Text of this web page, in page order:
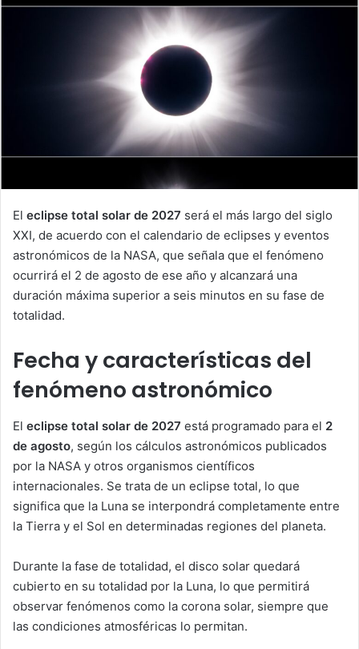
El eclipse total solar de 2027 será el más largo del siglo
XXI, de acuerdo con el calendario de eclipses y eventos
astronómicos de la NASA, que señala que el fenómeno
ocurrirá el 2 de agosto de ese año y alcanzará una
duración máxima superior a seis minutos en su fase de
totalidad.
Fecha y características del
fenómeno astronómico
El eclipse total solar de 2027 está programado para el 2
de agosto, según los cálculos astronómicos publicados
por la NASA y otros organismos científicos
internacionales. Se trata de un eclipse total, lo que
significa que la Luna se interpondrá completamente entre
la Tierra y el Sol en determinadas regiones del planeta.
Durante la fase de totalidad, el disco solar quedará
cubierto en su totalidad por la Luna, lo que permitirá
observar fenómenos como la corona solar, siempre que
las condiciones atmosféricas lo permitan.